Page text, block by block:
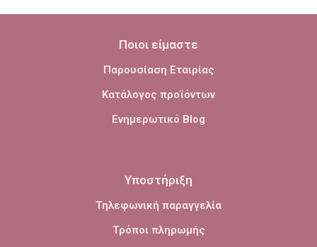
Ποιοι είμαστε
Παρουσίαση Εταιρίας
Κατάλογος προϊόντων
Ενημερωτικό Blog
Υποστήριξη
Τηλεφωνική παραγγελία
Τρόποι πληρωμής